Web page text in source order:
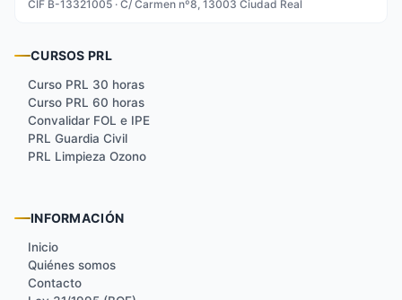
CIF B-13321005 · C/ Carmen nº8, 13003 Ciudad Real
CURSOS PRL
Curso PRL 30 horas
Curso PRL 60 horas
Convalidar FOL e IPE
PRL Guardia Civil
PRL Limpieza Ozono
INFORMACIÓN
Inicio
Quiénes somos
Contacto